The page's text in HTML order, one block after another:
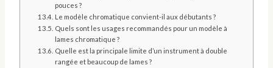
pouces ?
Le modèle chromatique convient-il aux débutants ?
Quels sont les usages recommandés pour un modèle à
lames chromatique ?
Quelle est la principale limite d’un instrument à double
rangée et beaucoup de lames ?